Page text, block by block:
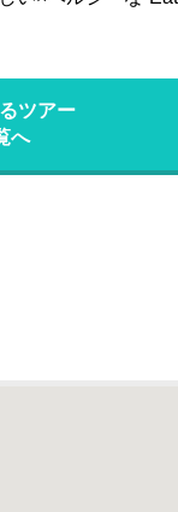
ツアー
へ